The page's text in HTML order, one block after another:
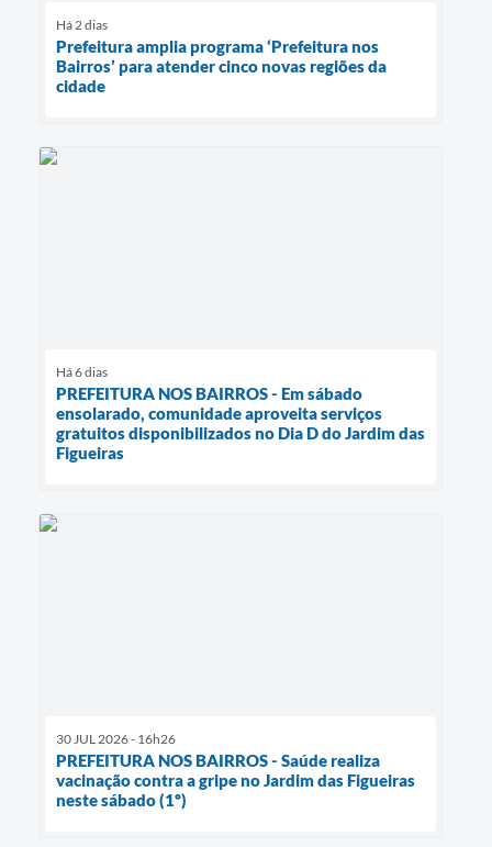
Há 2 dias
Prefeitura amplia programa ‘Prefeitura nos
Bairros’ para atender cinco novas regiões da
cidade
Há 6 dias
PREFEITURA NOS BAIRROS - Em sábado
ensolarado, comunidade aproveita serviços
gratuitos disponibilizados no Dia D do Jardim das
Figueiras
30 JUL 2026 - 16h26
PREFEITURA NOS BAIRROS - Saúde realiza
vacinação contra a gripe no Jardim das Figueiras
neste sábado (1º)